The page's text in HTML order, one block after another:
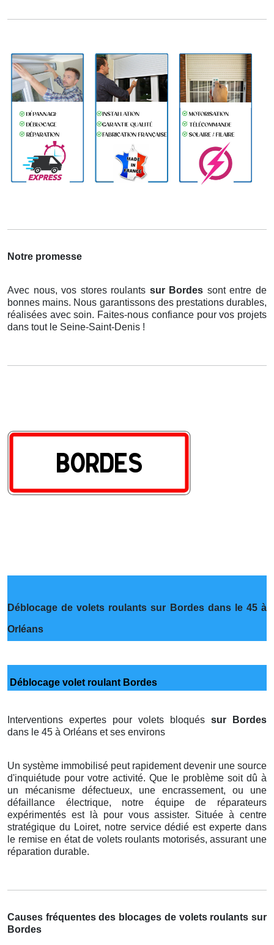
Notre promesse
Avec nous, vos stores roulants sur Bordes sont entre de
bonnes mains. Nous garantissons des prestations durables,
réalisées avec soin. Faites-nous confiance pour vos projets
dans tout le Seine-Saint-Denis !
Déblocage de volets roulants sur Bordes dans le 45 à
Orléans
Déblocage volet roulant Bordes
Interventions expertes pour volets bloqués sur Bordes
dans le 45 à Orléans et ses environs
Un système immobilisé peut rapidement devenir une source
d'inquiétude pour votre activité. Que le problème soit dû à
un mécanisme défectueux, une encrassement, ou une
défaillance électrique, notre équipe de réparateurs
expérimentés est là pour vous assister. Située à centre
stratégique du Loiret, notre service dédié est experte dans
le remise en état de volets roulants motorisés, assurant une
réparation durable.
Causes fréquentes des blocages de volets roulants sur
Bordes